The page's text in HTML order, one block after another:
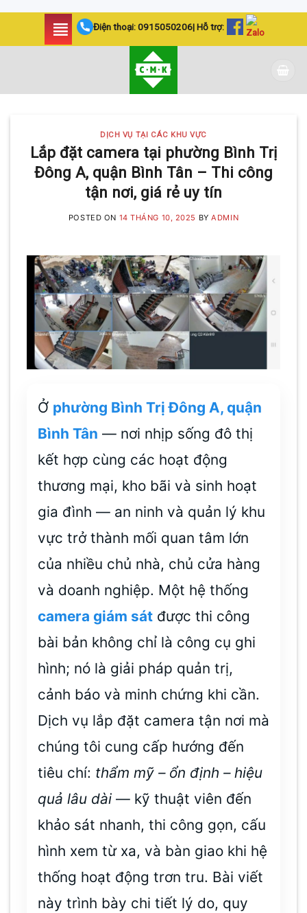
Điện thoại:0915050206| Hỗ trợ:
DỊCH VỤ TẠI CÁC KHU VỰC
Lắp đặt camera tại phường Bình Trị
Đông A, quận Bình Tân – Thi công
tận nơi, giá rẻ uy tín
POSTED ON 14 THÁNG 10, 2025 BYADMIN
Ở phường Bình Trị Đông A, quận
Bình Tân — nơi nhịp sống đô thị
kết hợp cùng các hoạt động
thương mại, kho bãi và sinh hoạt
gia đình — an ninh và quản lý khu
vực trở thành mối quan tâm lớn
của nhiều chủ nhà, chủ cửa hàng
và doanh nghiệp. Một hệ thống
camera giám sát được thi công
bài bản không chỉ là công cụ ghi
hình; nó là giải pháp quản trị,
cảnh báo và minh chứng khi cần.
Dịch vụ lắp đặt camera tận nơi mà
chúng tôi cung cấp hướng đến
tiêu chí: thẩm mỹ – ổn định – hiệu
quả lâu dài — kỹ thuật viên đến
khảo sát nhanh, thi công gọn, cấu
hình xem từ xa, và bàn giao khi hệ
thống hoạt động trơn tru. Bài viết
này trình bày chi tiết lý do, quy